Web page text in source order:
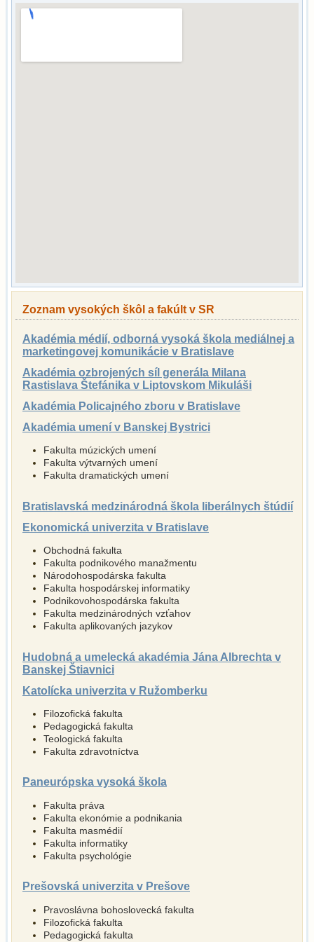
Zoznam vysokých škôl a fakúlt v SR
Akadémia médií, odborná vysoká škola mediálnej a
marketingovej komunikácie v Bratislave
Akadémia ozbrojených síl generála Milana
Rastislava Štefánika v Liptovskom Mikuláši
Akadémia Policajného zboru v Bratislave
Akadémia umení v Banskej Bystrici
Fakulta múzických umení
Fakulta výtvarných umení
Fakulta dramatických umení
Bratislavská medzinárodná škola liberálnych štúdií
Ekonomická univerzita v Bratislave
Obchodná fakulta
Fakulta podnikového manažmentu
Národohospodárska fakulta
Fakulta hospodárskej informatiky
Podnikovohospo­dárska fakulta
Fakulta medzinárodných vzťahov
Fakulta aplikovaných jazykov
Hudobná a umelecká akadémia Jána Albrechta v
Banskej Štiavnici
Katolícka univerzita v Ružomberku
Filozofická fakulta
Pedagogická fakulta
Teologická fakulta
Fakulta zdravotníctva
Paneurópska vysoká škola
Fakulta práva
Fakulta ekonómie a podnikania
Fakulta masmédií
Fakulta informatiky
Fakulta psychológie
Prešovská univerzita v Prešove
Pravoslávna bohoslovecká fakulta
Filozofická fakulta
Pedagogická fakulta